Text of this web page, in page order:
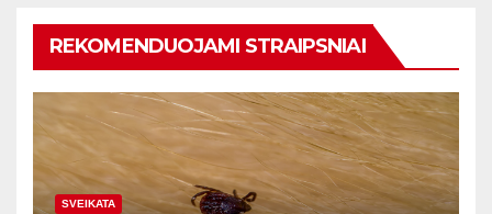
REKOMENDUOJAMI STRAIPSNIAI
SVEIKATA